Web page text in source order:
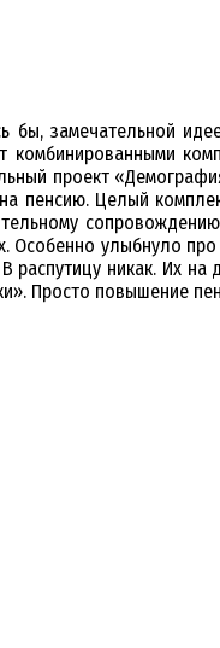
бы, замечательной
комбинированными
проект
пенсию. Целый
Особенно улыбнуло
распутицу никак. Их на
Просто повышение